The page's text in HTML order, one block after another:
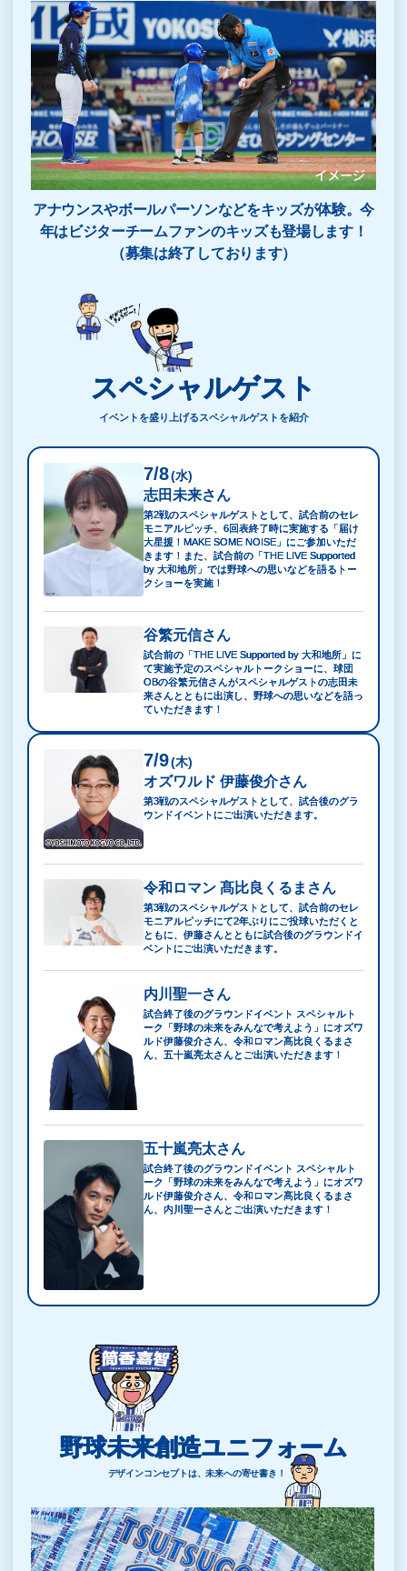
アナウンスやボールパーソンなどをキッズが体験。今
年はビジターチームファンのキッズも登場します！
（募集は終了しております）
スペシャルゲスト
イベントを盛り上げるスペシャルゲストを紹介
7/8(水)
志田未来さん
第2戦のスペシャルゲストとして、試合前のセレ
モニアルピッチ、6回表終了時に実施する「届け
大星援！MAKE SOME NOISE」にご参加いただ
きます！また、試合前の「THE LIVE Supported
by 大和地所」では野球への思いなどを語るトー
クショーを実施！
谷繁元信さん
試合前の「THE LIVE Supported by 大和地所」に
て実施予定のスペシャルトークショーに、球団
OBの谷繁元信さんがスペシャルゲストの志田未
来さんとともに出演し、野球への思いなどを語っ
ていただきます！
7/9(木)
オズワルド 伊藤俊介さん
第3戦のスペシャルゲストとして、試合後のグラ
ウンドイベントにご出演いただきます。
令和ロマン 髙比良くるまさん
第3戦のスペシャルゲストとして、試合前のセレ
モニアルピッチにて2年ぶりにご投球いただくと
ともに、伊藤さんとともに試合後のグラウンドイ
ベントにご出演いただきます。
内川聖一さん
試合終了後のグラウンドイベント スペシャルト
ーク「野球の未来をみんなで考えよう」にオズワ
ルド伊藤俊介さん、令和ロマン髙比良くるまさ
ん、五十嵐亮太さんとご出演いただきます！
五十嵐亮太さん
試合終了後のグラウンドイベント スペシャルト
ーク「野球の未来をみんなで考えよう」にオズワ
ルド伊藤俊介さん、令和ロマン髙比良くるまさ
ん、内川聖一さんとご出演いただきます！
野球未来創造ユニフォーム
デザインコンセプトは、未来への寄せ書き！